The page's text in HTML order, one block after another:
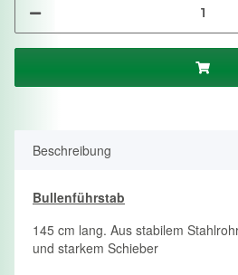
Beschreibung
Bullenführstab
145 cm lang. Aus stabilem
und starkem Schieber